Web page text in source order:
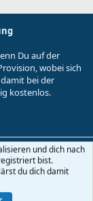
Du auf der
wobei sich
bei der
kostenlos.
Impressum Start
und dich nach
bist.
du dich damit